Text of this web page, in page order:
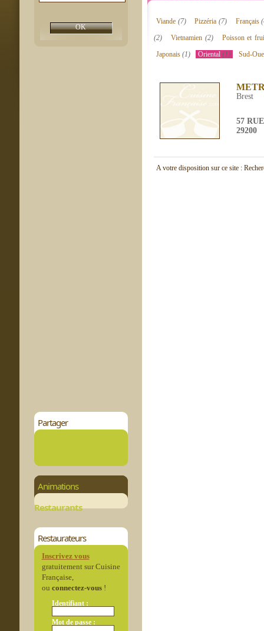
Partager
Animations
Restaurants
Restaurateurs
Inscrivez vous
gratuitement sur Cuisine
Française,
ou connectez-vous!
Identifiant :
Mot de passe :
Viande (7) Pizzéria(7) Français
(2)
Vietnamien (2)
Poisson et
Japonais (1) Oriental(1) Sud-
Brest
57
29200
A votre disposition sur ce site :